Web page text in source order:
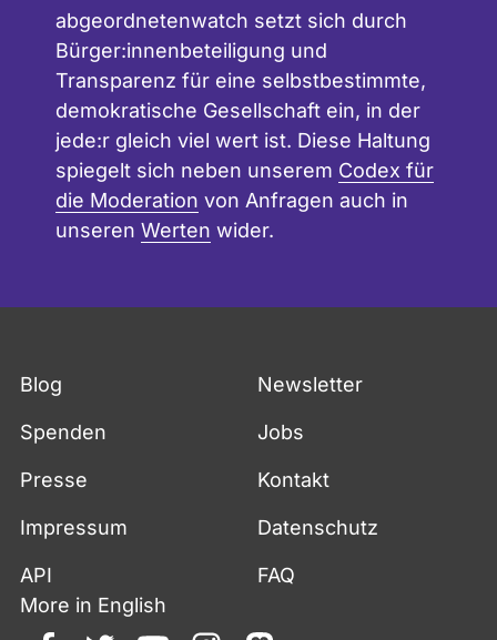
abgeordnetenwatch setzt sich durch
Bürger:innenbeteiligung und
Transparenz für eine selbstbestimmte,
demokratische Gesellschaft ein, in der
jede:r gleich viel wert ist. Diese Haltung
spiegelt sich neben unserem Codex für
die Moderation von Anfragen auch in
unseren Werten wider.
Blog Newsletter
Spenden Jobs
Presse Kontakt
Impressum Datenschutz
API
FAQ
More in English